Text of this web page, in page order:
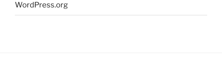
WordPress.org